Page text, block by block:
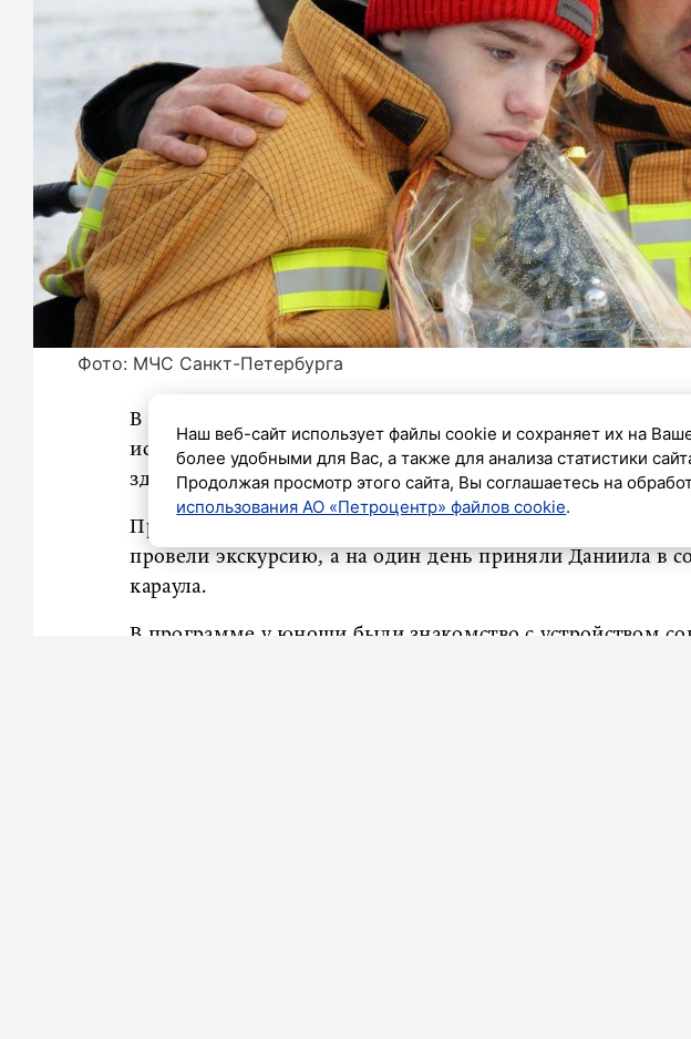
Фото: МЧС Санкт-Петербурга
В рамках всероссийской акции «Ёлка желаний»
исполнили заветную мечту 16-летнего Даниила,
здоровью, всегда грезил о службе в пожарной охране.
Принимающей стороной стала 29-я пожарно-
провели экскурсию, а на один день приняли Даниила в
караула.
В программе у юноши были знакомство с устройством
Наш веб-сайт использует файлы cookie и сохраняет их на
более удобными для Вас, а также для анализа статистики
Продолжая просмотр этого сайта, Вы соглашаетесь на
использования АО «Петроцентр» файлов cookie.